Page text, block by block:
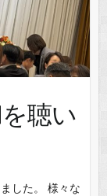
聴い
した。 様々な